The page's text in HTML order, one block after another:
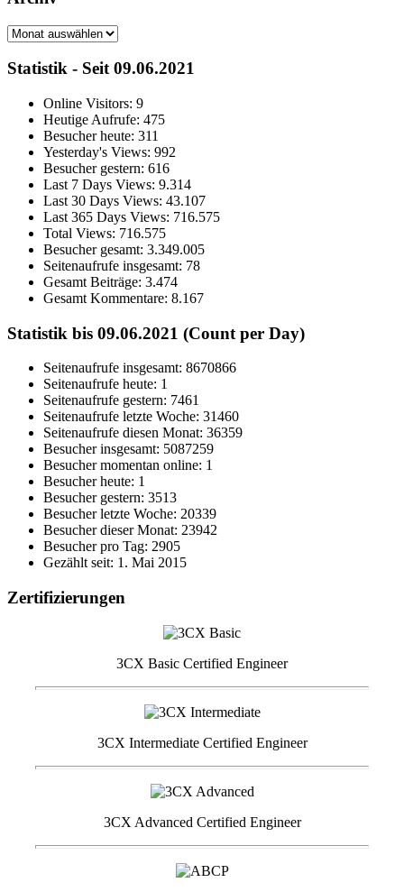
Archiv
Statistik - Seit 09.06.2021
Online Visitors: 9
Heutige Aufrufe: 475
Besucher heute: 311
Yesterday's Views: 992
Besucher gestern: 616
Last 7 Days Views: 9.314
Last 30 Days Views: 43.107
Last 365 Days Views: 716.575
Total Views: 716.575
Besucher gesamt: 3.349.005
Seitenaufrufe insgesamt: 78
Gesamt Beiträge: 3.474
Gesamt Kommentare: 8.167
Statistik bis 09.06.2021 (Count per Day)
Seitenaufrufe insgesamt: 8670866
Seitenaufrufe heute: 1
Seitenaufrufe gestern: 7461
Seitenaufrufe letzte Woche: 31460
Seitenaufrufe diesen Monat: 36359
Besucher insgesamt: 5087259
Besucher momentan online: 1
Besucher heute: 1
Besucher gestern: 3513
Besucher letzte Woche: 20339
Besucher dieser Monat: 23942
Besucher pro Tag: 2905
Gezählt seit: 1. Mai 2015
Zertifizierungen
3CX Basic Certified Engineer
3CX Intermediate Certified Engineer
3CX Advanced Certified Engineer